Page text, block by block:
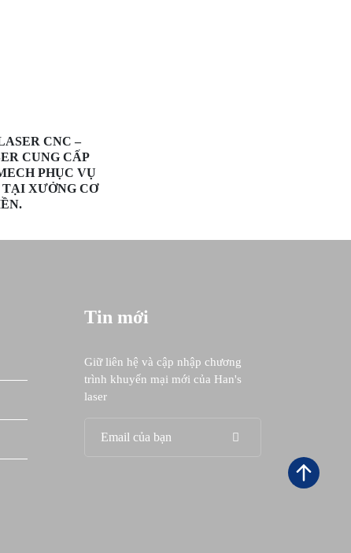
CNC –
CUNG CẤP
PHỤC VỤ
XƯỞNG CƠ
Tin mới
Giữ liên hệ và cập nhập chương
trình khuyến mại mới của Han's
laser